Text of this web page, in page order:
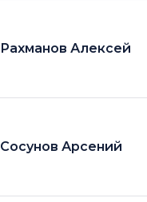
Рахманов Алексей
Сосунов Арсений